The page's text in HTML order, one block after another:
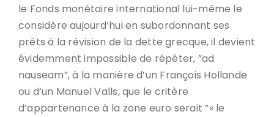
le Fonds monétaire international lui-même le
considère aujourd’hui en subordonnant ses
prêts à la révision de la dette grecque, il devient
évidemment impossible de répéter, ”ad
nauseam”, à la manière d’un François Hollande
ou d’un Manuel Valls, que le critère
d’appartenance à la zone euro serait ”« le